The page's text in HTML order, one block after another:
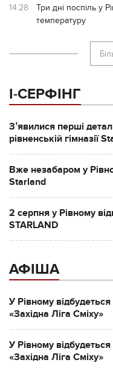
14:28
Три дні поспіль у
температуру
І-СЕРФІНГ
Зʼявилися перші
рівненській гімназії
Вже незабаром у
Starland
2 серпня у Рівному
STARLAND
АФІША
У Рівному
«Західна Ліга Сміху»
У Рівному
«Західна Ліга Сміху»